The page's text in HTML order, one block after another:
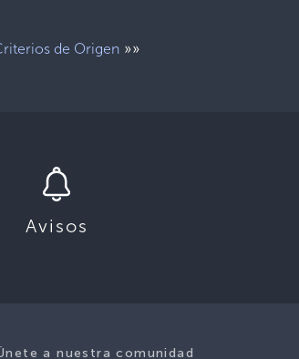
de Origen»»
Avisos
a nuestra comunidad